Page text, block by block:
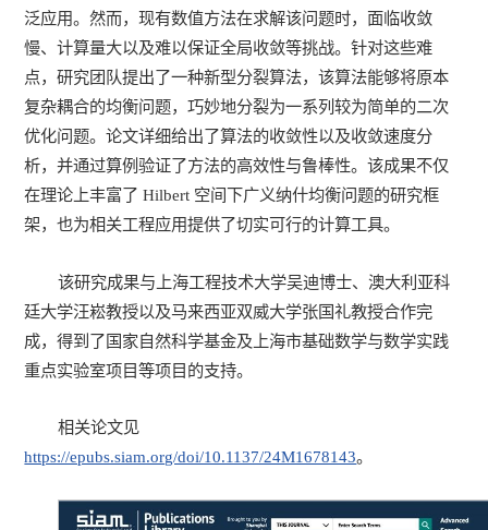
泛应用。然而，现有数值方法在求解该问题时，面临收敛
慢、计算量大以及难以保证全局收敛等挑战。针对这些难
点，研究团队提出了一种新型分裂算法，该算法能够将原本
复杂耦合的均衡问题，巧妙地分裂为一系列较为简单的二次
优化问题。论文详细给出了算法的收敛性以及收敛速度分
析，并通过算例验证了方法的高效性与鲁棒性。该成果不仅
在理论上丰富了 Hilbert 空间下广义纳什均衡问题的研究框
架，也为相关工程应用提供了切实可行的计算工具。
该研究成果与上海工程技术大学吴迪博士、澳大利亚科
廷大学汪崧教授以及马来西亚双威大学张国礼教授合作完
成，得到了国家自然科学基金及上海市基础数学与数学实践
重点实验室项目等项目的支持。
相关论文见
https://epubs.siam.org/doi/10.1137/24M1678143。